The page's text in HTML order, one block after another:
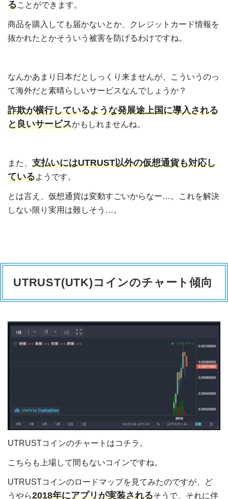
ることができます。
商品を購入しても届かないとか、クレジットカード情報を
抜かれたとかそういう被害を防げるわけですね。
なんかあまり日本だとしっくり来ませんが、こういうのっ
て海外だと素晴らしいサービスなんでしょうか？
詐欺が横行しているような発展途上国に導入される
と良いサービスかもしれませんね。
また、 支払いにはUTRUST以外の仮想通貨も対応し
ているようです。
とは言え、仮想通貨は変動すごいからなー…。これを解決
しない限り実用は難しそう…。
UTRUST(UTK)コインのチャート傾向
UTRUSTコインのチャートはコチラ。
こちらも上場して間もないコインですね。
UTRUSTコインのロードマップを見てみたのですが、ど
うやら2018年にアプリが実装されるそうで、それに伴